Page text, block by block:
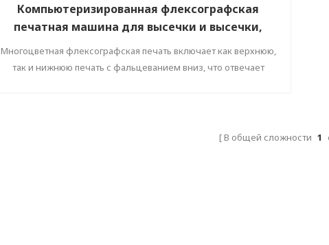
Компьютеризированная флексографская
печатная машина для высечки и высечки,
встроенная фальцевально-склеивающая
машина
Многоцветная флексографская печать включает как верхнюю,
так и нижнюю печать с фальцеванием вниз, что отвечает
В общей сложности 1